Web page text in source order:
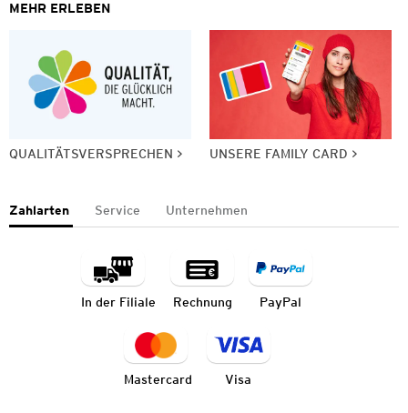
MEHR ERLEBEN
QUALITÄTSVERSPRECHEN UNSERE FAMILY CARD
Zahlarten Service Unternehmen
In der Filiale Rechnung PayPal
Mastercard Visa